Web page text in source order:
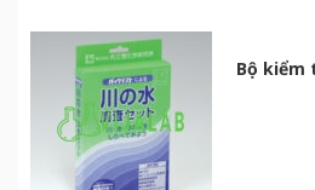
Bộ kiểm